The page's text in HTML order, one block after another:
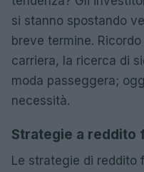
si stanno spostando
breve termine.
carriera, la ricerca di
moda passeggera;
necessità.
Strategie a reddito
Le strategie di reddito